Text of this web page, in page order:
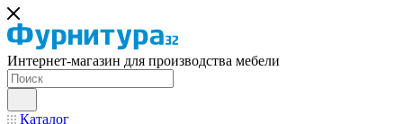
Интернет-магазин для производства мебели
Каталог